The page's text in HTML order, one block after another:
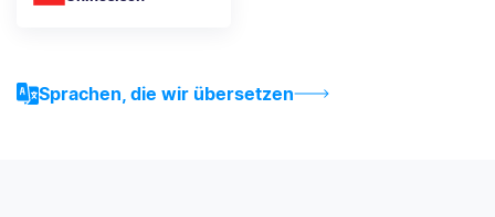
Sprachen, die wir übersetzen